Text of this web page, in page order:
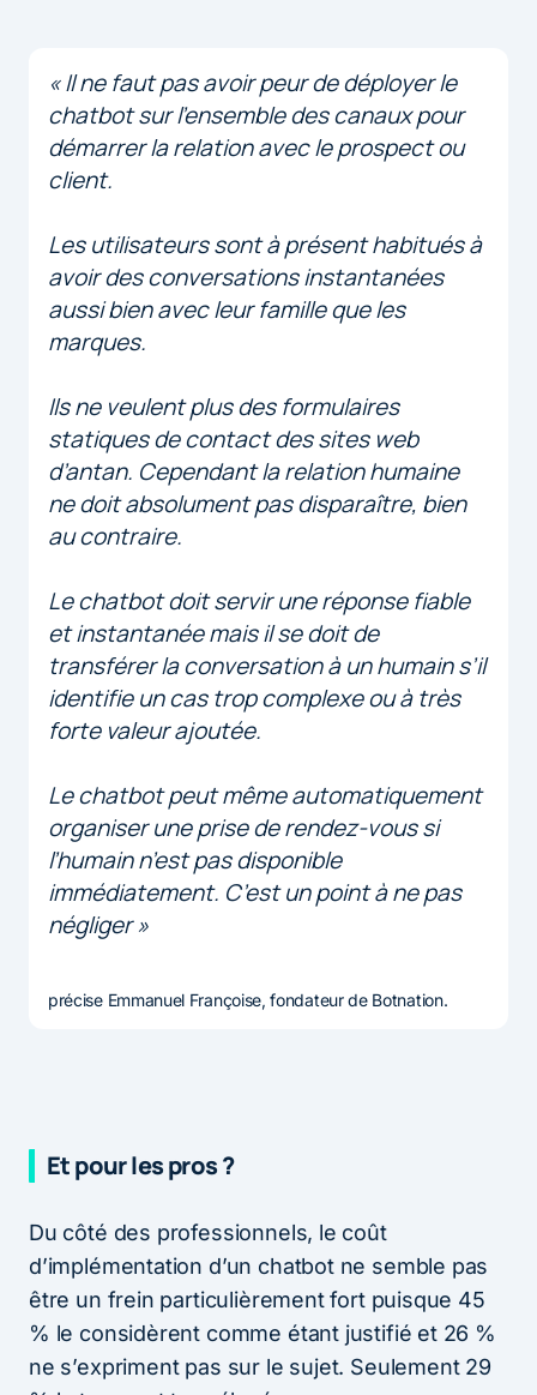
« Il ne faut pas avoir peur de déployer le
chatbot sur l’ensemble des canaux pour
démarrer la relation avec le prospect ou
client.
Les utilisateurs sont à présent habitués à
avoir des conversations instantanées
aussi bien avec leur famille que les
marques.
Ils ne veulent plus des formulaires
statiques de contact des sites web
d’antan. Cependant la relation humaine
ne doit absolument pas disparaître, bien
au contraire.
Le chatbot doit servir une réponse fiable
et instantanée mais il se doit de
transférer la conversation à un humain s’il
identifie un cas trop complexe ou à très
forte valeur ajoutée.
Le chatbot peut même automatiquement
organiser une prise de rendez-vous si
l’humain n’est pas disponible
immédiatement. C’est un point à ne pas
négliger »
précise Emmanuel Françoise, fondateur de Botnation.
Et pour les pros ?
Du côté des professionnels, le coût
d’implémentation d’un chatbot ne semble pas
être un frein particulièrement fort puisque 45
% le considèrent comme étant justifié et 26 %
ne s’expriment pas sur le sujet. Seulement 29